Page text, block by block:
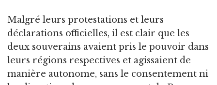
Malgré leurs protestations et leurs
déclarations officielles, il est clair que les
deux souverains avaient pris le pouvoir dans
leurs régions respectives et agissaient de
manière autonome, sans le consentement ni